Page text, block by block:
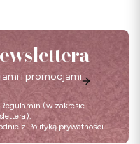
i promocjami.
Regulamin (w zakresie
z Polityką prywatności.